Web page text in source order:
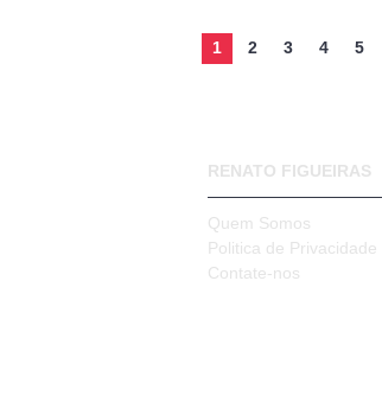
1 2 3 4 5
RENATO FIGUEIRAS
Quem Somos
Politica de Privacidade
Contate-nos